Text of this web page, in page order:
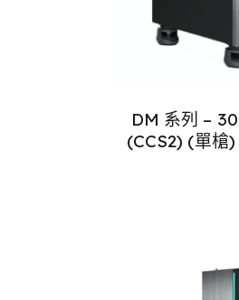
DM 系列 –
(CCS2) (單槍)